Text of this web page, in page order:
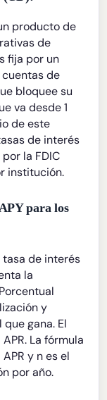
producto de
de
fija por un
de
bloquee su
va desde 1
de este
de interés
la FDIC
institución.
para los
tasa de interés
la
y
gana. El
La fórmula
y n es el
por año.